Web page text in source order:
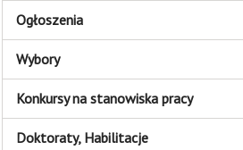
Ogłoszenia
Wybory
Konkursy na stanowiska pracy
Doktoraty, Habilitacje